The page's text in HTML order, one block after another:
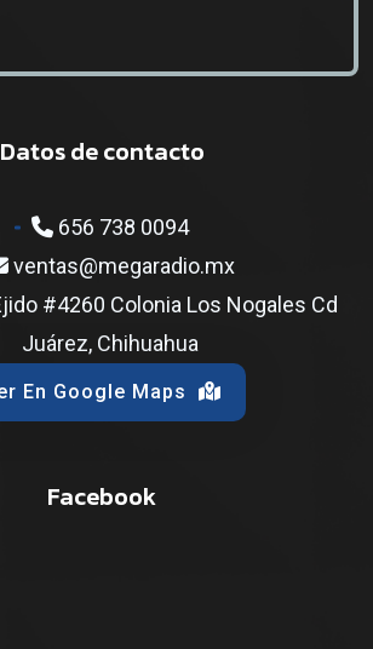
Datos de contacto
656 738 0094
ventas@megaradio.mx
#4260 Colonia Los Nogales Cd
Juárez, Chihuahua
En Google Maps
Facebook